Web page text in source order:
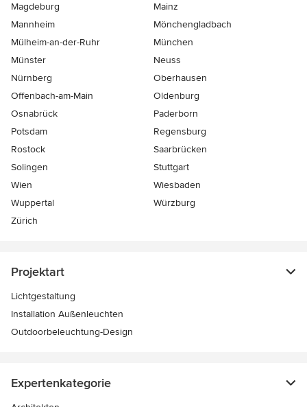
Magdeburg
Mainz
Mannheim
Mönchen­gladbach
Mülheim-an-der-Ruhr
München
Münster
Neuss
Nürnberg
Oberhausen
Offenbach-am-Main
Oldenburg
Osnabrück
Paderborn
Potsdam
Regensburg
Rostock
Saarbrücken
Solingen
Stuttgart
Wien
Wiesbaden
Wuppertal
Würzburg
Zürich
Projektart
Lichtgestaltung
Installation Außenleuchten
Outdoorbeleuchtung-Design
Expertenkategorie